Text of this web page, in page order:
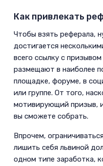
Как привлекать
Чтобы взять реферала,
достигается
всего ссылку с
размещают в наиболее
площадке, форуме, в
или группе. От того,
мотивирующий призыв,
вы сможете собрать.­
Впрочем,
лишить себя львиной
одном типе заработка,